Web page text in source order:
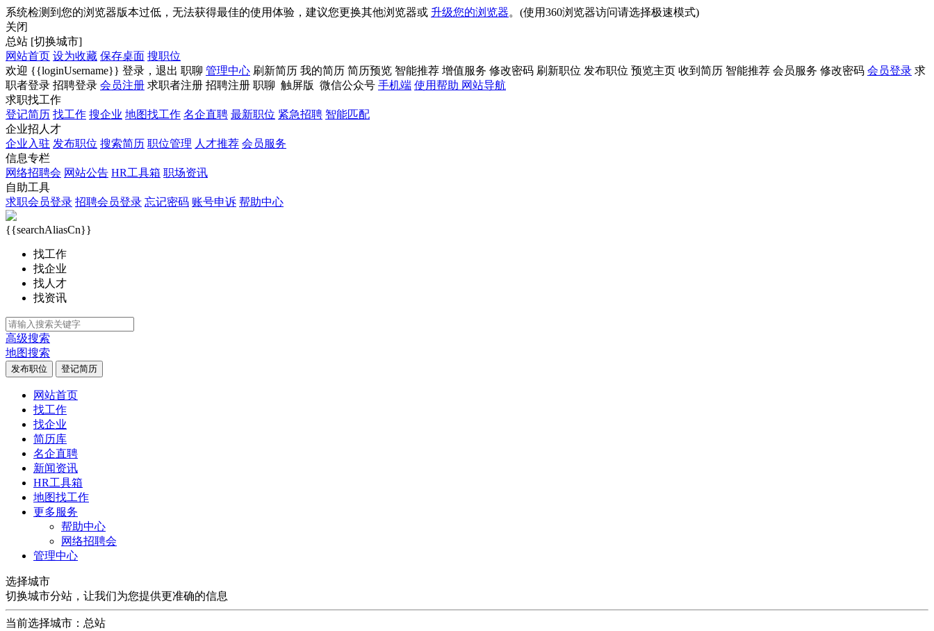
系统检测到您的浏览器版本过低，无法获得最佳的使用体验，建议您更换其他浏览器或 升级您的浏览器。(使用360浏览器访问请选择极速模式)
关闭
总站 [切换城市]
网站首页 设为收藏 保存桌面 搜职位
欢迎 {{loginUsername}} 登录， 退出 职聊 管理中心 刷新简历 我的简历 简历预览 智能推荐 增值服务 修改密码 刷新职位 发布职位 预览主页 收到简历 智能推荐 会员服务 修改密码 会员登录 求
职者登录 招聘登录 会员注册 求职者注册 招聘注册 职聊 触屏版 微信公众号 手机端 使用帮助 网站导航
求职找工作
登记简历 找工作 搜企业 地图找工作 名企直聘 最新职位 紧急招聘 智能匹配
企业招人才
企业入驻 发布职位 搜索简历 职位管理 人才推荐 会员服务
信息专栏
网络招聘会 网站公告 HR工具箱 职场资讯
自助工具
求职会员登录 招聘会员登录 忘记密码 账号申诉 帮助中心
{{searchAliasCn}}
找工作
找企业
找人才
找资讯
高级搜索
地图搜索
发布职位 登记简历
网站首页
找工作
找企业
简历库
名企直聘
新闻资讯
HR工具箱
地图找工作
更多服务
帮助中心
网络招聘会
管理中心
选择城市
切换城市分站，让我们为您提供更准确的信息
当前选择城市： 总站